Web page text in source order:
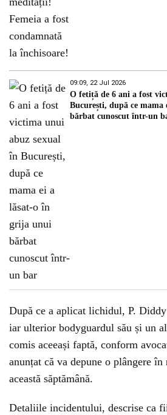
09:09, 22 Jul 2026
O fetiță de 6 ani a fost
București, după ce
bărbat cunoscut într-un
După ce a aplicat lichidul, P.
iar ulterior bodyguardul său și un
comis aceeași faptă, conform
anunțat că va depune o plângere
această săptămână.
Detaliile incidentului, descrise ca